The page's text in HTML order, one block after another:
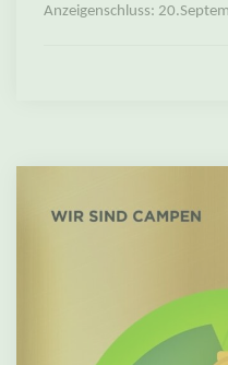
Anzeigenschluss: